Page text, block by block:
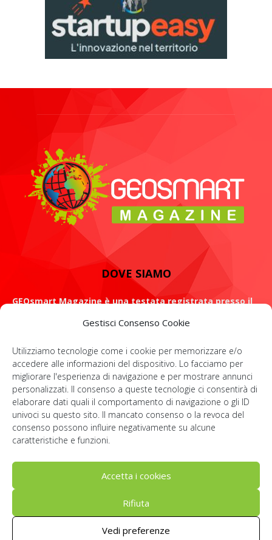
Gestisci Consenso Cookie
Utilizziamo tecnologie come i cookie per memorizzare e/o
accedere alle informazioni del dispositivo. Lo facciamo per
migliorare l'esperienza di navigazione e per mostrare annunci
personalizzati. Il consenso a queste tecnologie ci consentirà di
elaborare dati quali il comportamento di navigazione o gli ID
univoci su questo sito. Il mancato consenso o la revoca del
consenso possono influire negativamente su alcune
caratteristiche e funzioni.
Accetta i cookies
Rifiuta
Vedi preferenze
DOVE SIAMO
GEOsmart Magazine è una testata registrata presso il
ROMA: Via Casilina 98, 00182
Contattaci:info@geosmartmagazine.it
SOCIAL